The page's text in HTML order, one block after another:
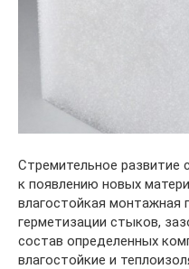
Стремительное развитие
к появлению новых
влагостойкая монтажная
герметизации стыков,
состав определенных
влагостойкие и